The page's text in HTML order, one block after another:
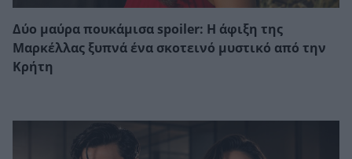
Δύο μαύρα πουκάμισα spoiler: Η άφιξη της
Μαρκέλλας ξυπνά ένα σκοτεινό μυστικό από την
Κρήτη